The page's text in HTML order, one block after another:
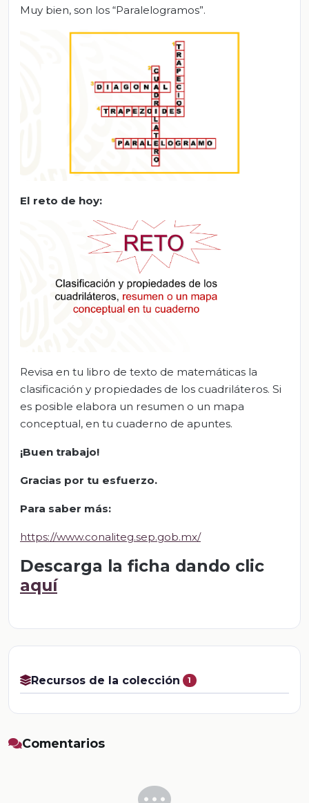
Muy bien, son los “Paralelogramos”.
El reto de hoy:
Revisa en tu libro de texto de matemáticas la
clasificación y propiedades de los cuadriláteros. Si
es posible elabora un resumen o un mapa
conceptual, en tu cuaderno de apuntes.
¡Buen trabajo!
Gracias por tu esfuerzo.
Para saber más:
https://www.conaliteg.sep.gob.mx/
Descarga la ficha dando clic
aquí
Recursos de la colección 1
Comentarios